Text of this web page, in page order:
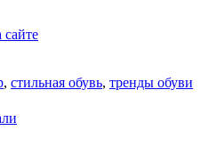
сайте
, стильная обувь, тренды обуви